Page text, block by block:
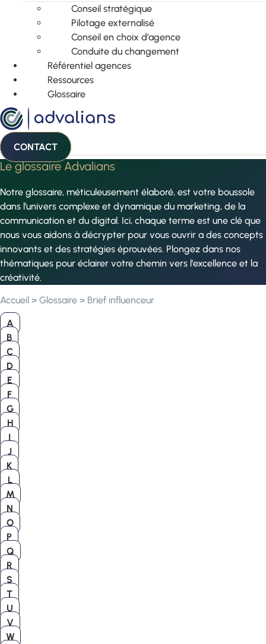
Conseil stratégique
Pilotage externalisé
Conseil en choix d’agence
Conduite du changement
Référentiel agences
Ressources
Glossaire
CONTACT
Le glossaire Advalians
Notre glossaire, méticuleusement élaboré, est votre boussole
dans l’univers complexe et dynamique du marketing, de la
communication et du digital. Ici, chaque terme est une clé que
nous vous aidons à décrypter pour vous ouvrir a des concepts
innovants et des stratégies éprouvées. Plongez dans nos
thématiques pour éclairer votre chemin vers l’excellence et la
créativité.
Accueil > Glossaire > Brief influenceur
A
B
C
D
E
F
G
H
I
J
K
L
M
N
O
P
Q
R
S
T
U
V
W